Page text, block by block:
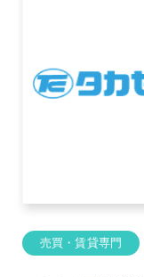
売買・賃貸専門